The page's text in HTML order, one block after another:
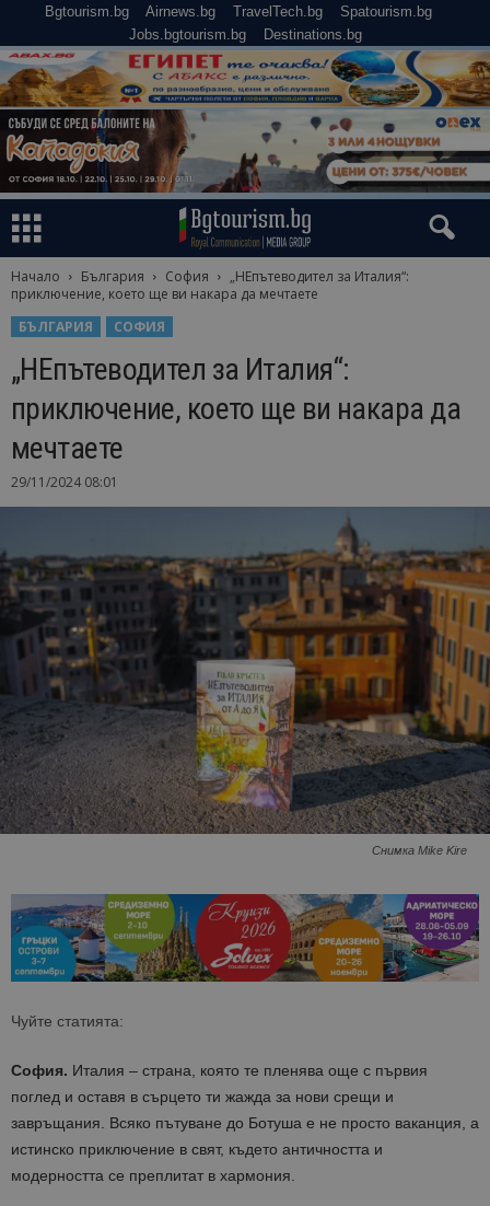
Bgtourism.bg Airnews.bg TravelTech.bg
Spatourism.bg
Jobs.bgtourism.bg
Destinations.bg
Начало България София
„НЕпътеводител за Италия“:
приключение, което ще ви накара да мечтаете
БЪЛГАРИЯ
СОФИЯ
„НЕпътеводител за Италия“:
приключение, което ще ви накара да
мечтаете
29/11/2024 08:01
Снимка Mike Kire
Чуйте статията:
София. Италия – страна, която те пленява още с първия
поглед и оставя в сърцето ти жажда за нови срещи и
завръщания. Всяко пътуване до Ботуша е не просто ваканция, а
истинско приключение в свят, където античността и
модерността се преплитат в хармония.